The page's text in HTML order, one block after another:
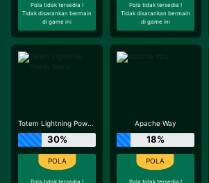
Pola tidak tersedia !
Tidak disarankan bermain
di game ini
Pola tidak tersedia !
Tidak disarankan bermain
di game ini
Totem Lightning Power Reels
30%
Pola tidak tersedia !
Apache Way
18%
Pola tidak tersedia !